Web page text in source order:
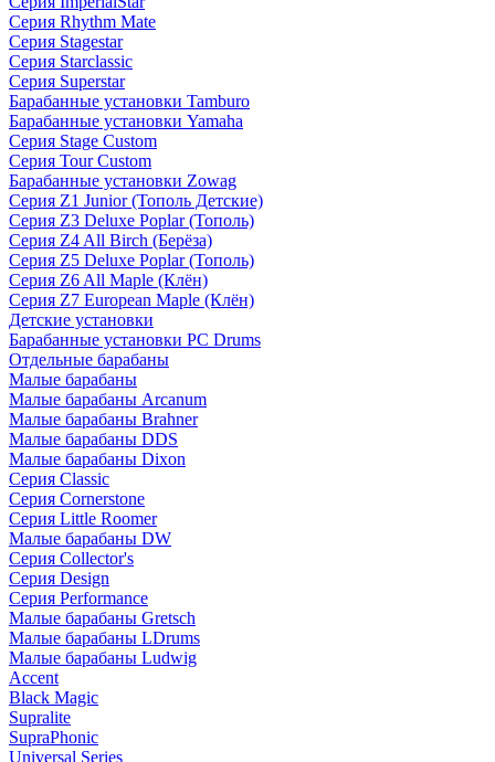
Серия Rhythm Mate
Серия Stagestar
Серия Starclassic
Серия Superstar
Барабанные установки Tamburo
Барабанные установки Yamaha
Серия Stage Custom
Серия Tour Custom
Барабанные установки Zowag
Серия Z1 Junior (Тополь Детские)
Серия Z3 Deluxe Poplar (Тополь)
Серия Z4 All Birch (Берёза)
Серия Z5 Deluxe Poplar (Тополь)
Серия Z6 All Maple (Клён)
Серия Z7 European Maple (Клён)
Детские установки
Барабанные установки PC Drums
Отдельные барабаны
Малые барабаны
Малые барабаны Arcanum
Малые барабаны Brahner
Малые барабаны DDS
Малые барабаны Dixon
Серия Classic
Серия Cornerstone
Серия Little Roomer
Малые барабаны DW
Серия Collector's
Серия Design
Серия Performance
Малые барабаны Gretsch
Малые барабаны LDrums
Малые барабаны Ludwig
Accent
Black Magic
Supralite
SupraPhonic
Universal Series